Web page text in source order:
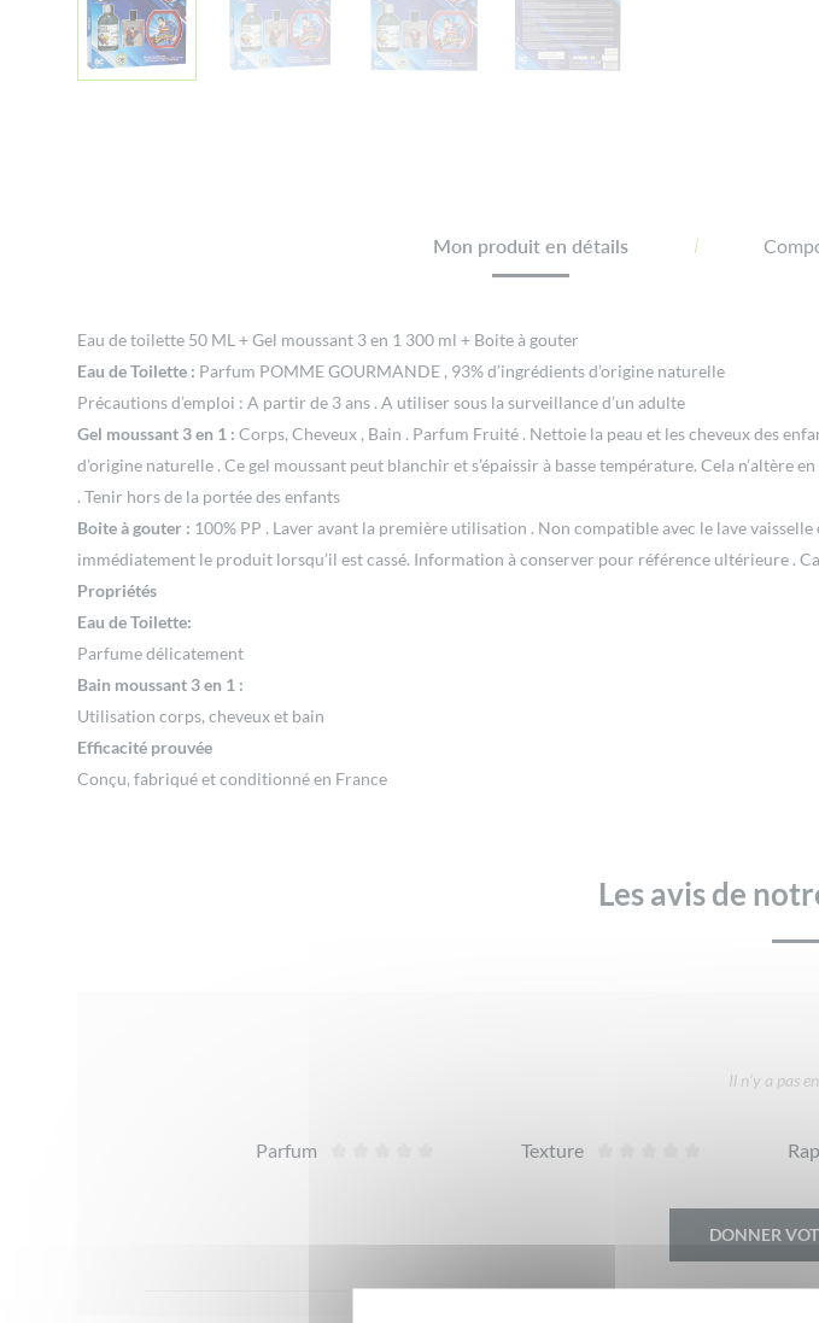
Mon produit en détails
Eau de toilette 50 ML + Gel moussant 3 en 1 300 ml + Boite à gouter
Eau de Toilette : Parfum POMME GOURMANDE , 93% d’ingrédients d’origine naturelle
Précautions d’emploi : A partir de 3 ans . A utiliser sous la surveillance d’un adulte
Gel moussant 3 en 1 : Corps, Cheveux , Bain . Parfum Fruité . Nettoie la peau et les cheveux des
d’origine naturelle . Ce gel moussant peut blanchir et s’épaissir à basse température. Cela
. Tenir hors de la portée des enfants
Boite à gouter : 100% PP . Laver avant la première utilisation . Non compatible avec le lave
immédiatement le produit lorsqu’il est cassé. Information à conserver pour référence ultérieure .
Propriétés
Eau de Toilette:
Parfume délicatement
Bain moussant 3 en 1 :
Utilisation corps, cheveux et bain
Efficacité prouvée
Conçu, fabriqué et conditionné en France
Les avis de
Il n’y a pas
Parfum Texture
DONNER